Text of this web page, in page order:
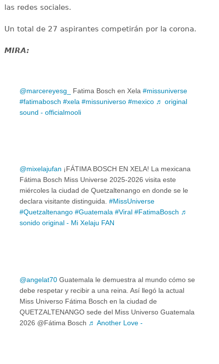
las redes sociales.
Un total de 27 aspirantes competirán por la corona.
MIRA:
@marcereyesg_ Fatima Bosch en Xela #missuniverse
#fatimabosch #xela #missuniverso #mexico ♬ original
sound - officialmooli
@mixelajufan ¡FÁTIMA BOSCH EN XELA! La mexicana
Fátima Bosch Miss Universe 2025-2026 visita este
miércoles la ciudad de Quetzaltenango en donde se le
declara visitante distinguida. #MissUniverse
#Quetzaltenango #Guatemala #Viral #FatimaBosch ♬
sonido original - Mi Xelaju FAN
@angelat70 Guatemala le demuestra al mundo cómo se
debe respetar y recibir a una reina. Así llegó la actual
Miss Universo Fátima Bosch en la ciudad de
QUETZALTENANGO sede del Miss Universo Guatemala
2026 @Fátima Bosch ♬ Another Love -